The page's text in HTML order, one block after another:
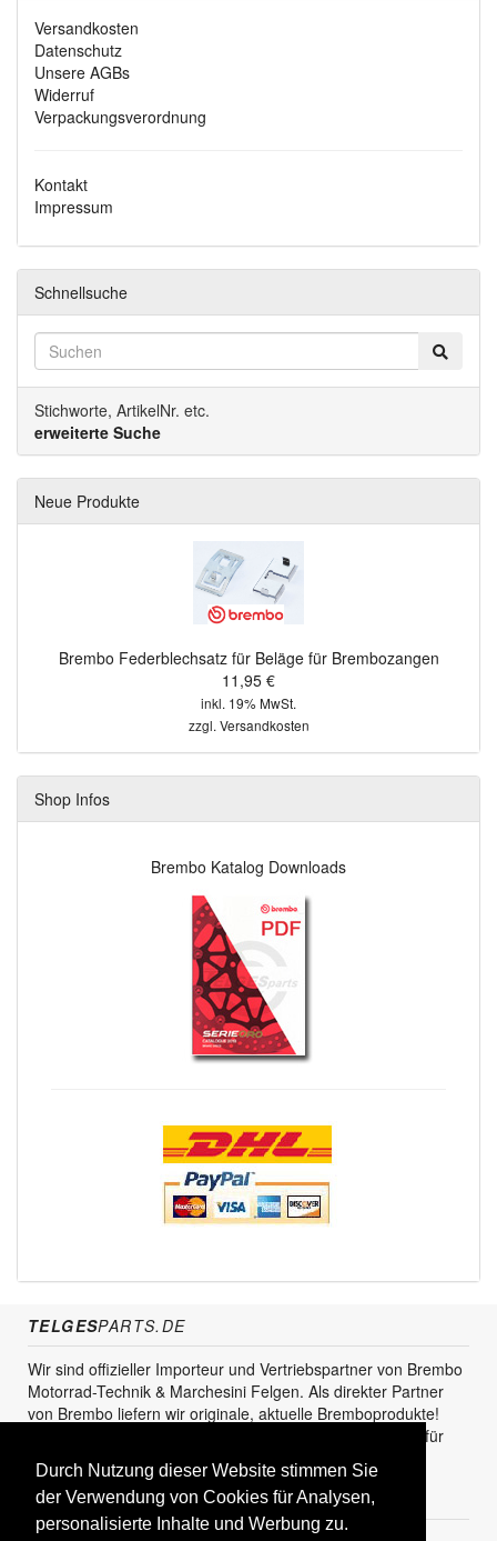
Durch Nutzung dieser Website stimmen Sie
der Verwendung von Cookies für Analysen,
personalisierte Inhalte und Werbung zu.
Versandkosten
Datenschutz
Unsere AGBs
Widerruf
Verpackungsverordnung
Kontakt
Impressum
Schnellsuche
Stichworte, ArtikelNr. etc.
erweiterte Suche
Neue Produkte
Brembo Federblechsatz für Beläge für Brembozangen
11,95 €
inkl. 19% MwSt.
zzgl. Versandkosten
Shop Infos
Brembo Katalog Downloads
TELGESPARTS.DE
Wir sind offizieller Importeur und Vertriebspartner von Brembo
Motorrad-Technik & Marchesini Felgen. Als direkter Partner
von Brembo liefern wir originale, aktuelle Bremboprodukte!
Unser Service steht sowohl für den Endkunden als auch für
KUNDENBEREICH